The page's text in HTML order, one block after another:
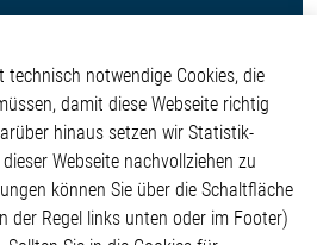
technisch notwendige Cookies, die
damit diese Webseite richtig
hinaus setzen wir Statistik-
Webseite nachvollziehen zu
können Sie über die Schaltfläche
der Regel links unten oder im Footer)